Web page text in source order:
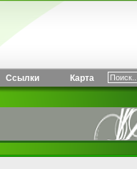
Ссылки Карта